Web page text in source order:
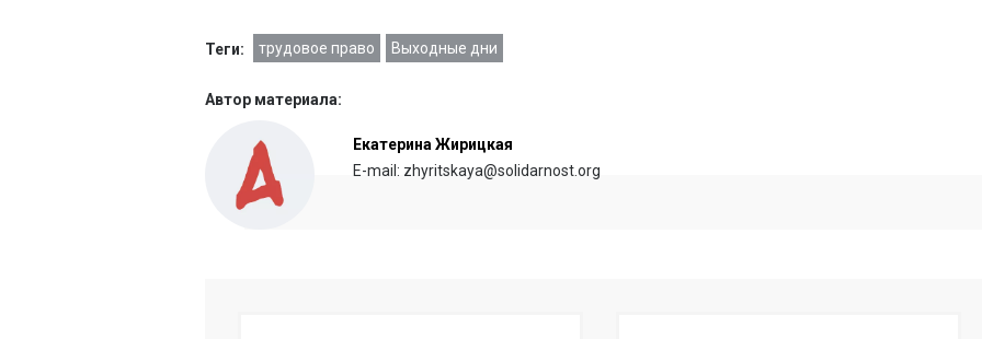
Теги: трудовое право Выходные дни
Автор материала:
Екатерина Жирицкая
E-mail: zhyritskaya@solidarnost.org